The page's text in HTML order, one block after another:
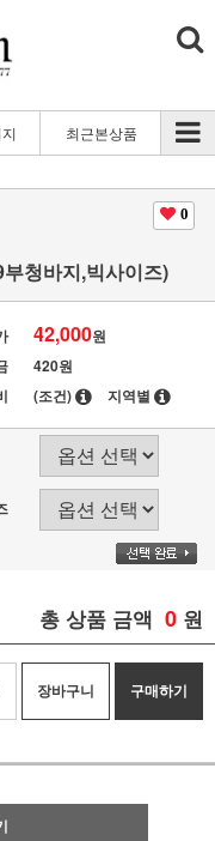
최근본상품
0
청바지,빅사이즈)
42,000원
420원
(조건) 지역별
총 상품 금액 0 원
장바구니 구매하기